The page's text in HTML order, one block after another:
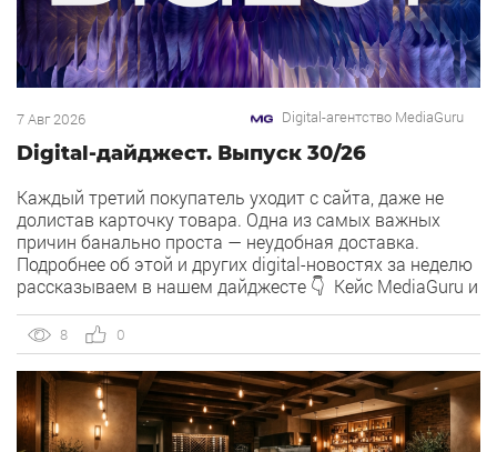
7 Авг 2026 Digital-агентство MediaGuru
Digital-дайджест. Выпуск 30/26
Каждый третий покупатель уходит с сайта, даже не
долистав карточку товара. Одна из самых важных
причин банально проста — неудобная доставка.
Подробнее об этой и других digital-новостях за неделю
рассказываем в нашем дайджесте 👇 Кейс MediaGuru и
Агентство продвигает ресторан OSH by Урюк в
геоперформансе […]
8 0